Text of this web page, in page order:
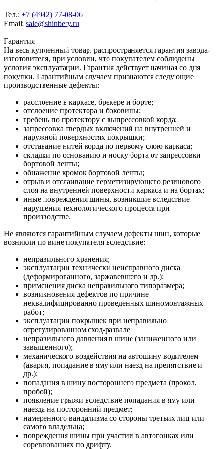
Тел.: +7 (4942) 77-08-06
Email: sale@shinbery.ru
Гарантия
На весь купленный товар, распространяется гарантия завода-
изготовителя, при условии, что покупателем соблюдены
условия эксплуатации. Гарантия действует начиная со дня
покупки. Гарантийным случаем признаются следующие
производственные дефекты:
расслоение в каркасе, брекере и борте;
отслоение протектора и боковины;
гребень по протектору с выпрессовкой корда;
запрессовка твердых включений на внутренней и
наружной поверхностях покрышки;
отставание нитей корда по первому слою каркаса;
складки по основанию и носку борта от запрессовки
бортовой ленты;
обнажение кромок бортовой ленты;
отрыв и отслаивание герметизирующего резинового
слоя на внутренней поверхности каркаса и на бортах;
иные повреждения шины, возникшие вследствие
нарушения технологического процесса при
производстве.
Не являются гарантийным случаем дефекты шин, которые
возникли по вине покупателя вследствие:
неправильного хранения;
эксплуатации технически неисправного диска
(деформированного, заржавевшего и др.);
применения диска неправильного типоразмера;
возникновения дефектов по причине
неквалифицированно проведенных шиномонтажных
работ;
эксплуатации покрышек при неправильно
отрегулированном сход-развале;
неправильного давления в шине (заниженного или
завышенного);
механического воздействия на автошину водителем
(авария, попадание в яму или наезд на препятствие и
др.);
попадания в шину постороннего предмета (прокол,
пробой);
появление грыжи вследствие попадания в яму или
наезда на посторонний предмет;
намеренного вандализма со стороны третьих лиц или
самого владельца;
повреждения шины при участии в автогонках или
соревнованиях по дрифту.